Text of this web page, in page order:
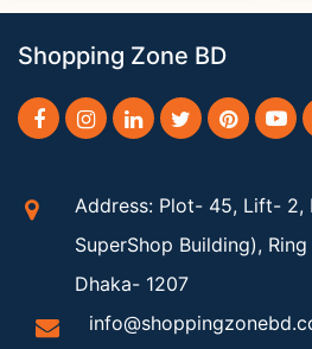
Shopping Zone BD
Address: Plot- 45, Lift- 2,
SuperShop Building),
Dhaka- 1207